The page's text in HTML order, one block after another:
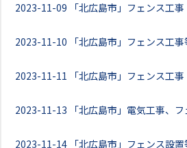
2023-11-09 「北広島市」フェンス工事
2023-11-10 「北広島市」フェンス工
2023-11-11 「北広島市」フェンス工事
2023-11-13 「北広島市」電気工事、
2023-11-14 「北広島市」フェンス設